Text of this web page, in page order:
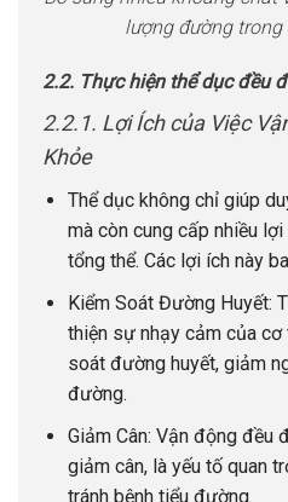
lượng đường trong
2.2. Thực hiện thể dục đều
2.2.1. Lợi Ích của Việc
Khỏe
Thể dục không chỉ giúp
mà còn cung cấp nhiều
tổng thể. Các lợi ích này
Kiểm Soát Đường Huyết:
thiện sự nhạy cảm của
soát đường huyết, giảm
đường.
Giảm Cân: Vận động đều
giảm cân, là yếu tố quan
tránh bệnh tiểu đường.